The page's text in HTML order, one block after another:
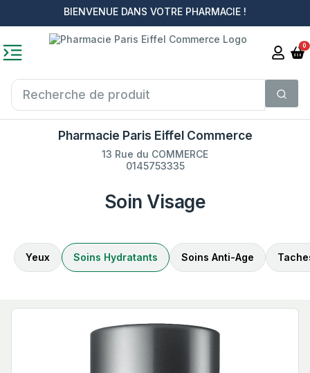
BIENVENUE DANS VOTRE PHARMACIE !
0
Pharmacie Paris Eiffel Commerce
13 Rue du COMMERCE
0145753335
Soin Visage
Yeux Soins Hydratants Soins Anti-Age